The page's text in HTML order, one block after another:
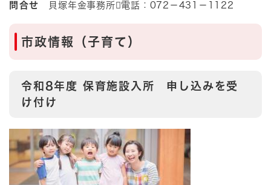
問合せ 貝塚年金事務所電話：072－431－1122
市政情報（子育て）
令和8年度 保育施設入所 申し込みを受
け付け